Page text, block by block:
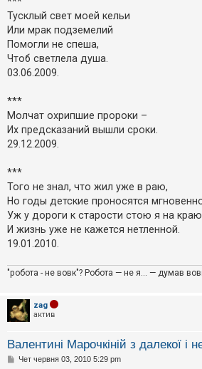
Тусклый свет моей кельи
Или мрак подземелий
Помогли не спеша,
Чтоб светлела душа.
03.06.2009.
***
Молчат охрипшие пророки –
Их предсказаний вышли сроки.
29.12.2009.
***
Того не знал, что жил уже в раю,
Но годы детские проносятся
Уж у дороги к старости стою я на краю
И жизнь уже не кажется нетленной.
19.01.2010.
"робота - не вовк"? Робота — не я... — думав
zag
актив
Валентині Марочкіній з далекої і
ПЧет червня 03, 2010 5:29 pm